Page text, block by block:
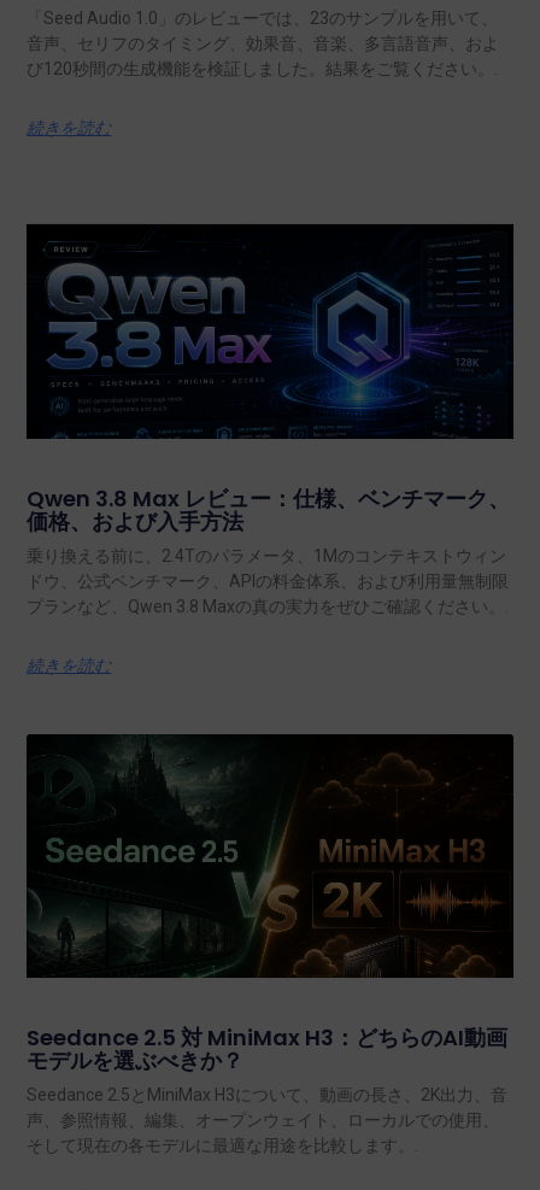
「Seed Audio 1.0」のレビューでは、23のサンプルを用いて、
音声、セリフのタイミング、効果音、音楽、多言語音声、およ
び120秒間の生成機能を検証しました。結果をご覧ください。.
続きを読む
Qwen 3.8 Max レビュー：仕様、ベンチマーク、
価格、および入手方法
乗り換える前に、2.4Tのパラメータ、1Mのコンテキストウィン
ドウ、公式ベンチマーク、APIの料金体系、および利用量無制限
プランなど、Qwen 3.8 Maxの真の実力をぜひご確認ください。.
続きを読む
Seedance 2.5 対 MiniMax H3：どちらのAI動画
モデルを選ぶべきか？
Seedance 2.5とMiniMax H3について、動画の長さ、2K出力、音
声、参照情報、編集、オープンウェイト、ローカルでの使用、
そして現在の各モデルに最適な用途を比較します。.